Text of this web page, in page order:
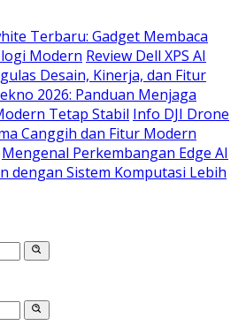
Terbaru: Gadget Membaca
Modern Review Dell XPS AI
Desain, Kinerja, dan Fitur
2026: Panduan Menjaga
Tetap Stabil Info DJI Drone
Canggih dan Fitur Modern
Mengenal Perkembangan Edge AI
dengan Sistem Komputasi Lebih